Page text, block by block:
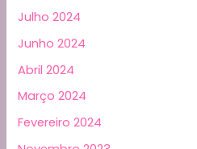
Julho 2024
Junho 2024
Abril 2024
Março 2024
Fevereiro 2024